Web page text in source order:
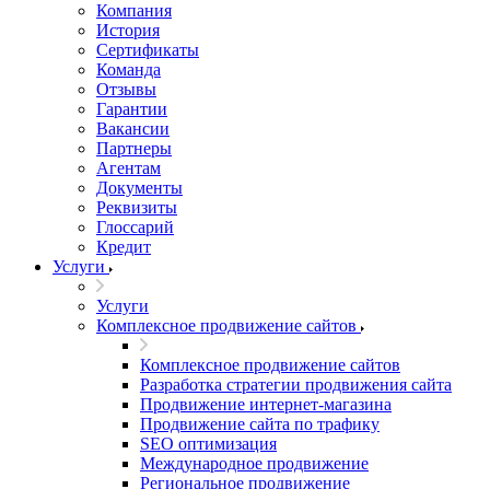
Компания
История
Сертификаты
Команда
Отзывы
Гарантии
Вакансии
Партнеры
Агентам
Документы
Реквизиты
Глоссарий
Кредит
Услуги
Услуги
Комплексное продвижение сайтов
Комплексное продвижение сайтов
Разработка стратегии продвижения сайта
Продвижение интернет-магазина
Продвижение сайта по трафику
SEO оптимизация
Международное продвижение
Региональное продвижение